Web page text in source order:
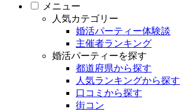
メニュー
人気カテゴリー
婚活パーティー体験談
主催者ランキング
婚活パーティーを探す
都道府県から探す
人気ランキングから探す
口コミから探す
街コン